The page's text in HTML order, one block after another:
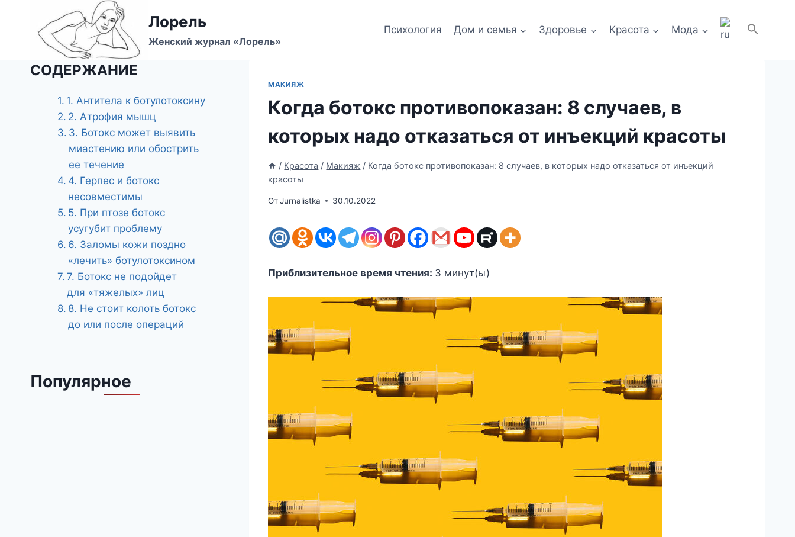
содержимому
Лорель
Женский журнал «Лорель»
Психология Дом и семья Здоровье Красота Мода
МАКИЯЖ
Когда ботокс противопоказан: 8 случаев, в
которых надо отказаться от инъекций красоты
/ Красота / Макияж / Когда ботокс противопоказан: 8 случаев, в которых надо отказаться от инъекций
красоты
ОтJurnalistka 30.10.2022
Приблизительное время чтения: 3 минут(ы)
СОДЕРЖАНИЕ
1. Антитела к ботулотоксину
2. Атрофия мышц
3. Ботокс может выявить
миастению или обострить
ее течение
4. Герпес и ботокс
несовместимы
5. При птозе ботокс
усугубит проблему
6. Заломы кожи поздно
«лечить» ботулотоксином
7. Ботокс не подойдет
для «тяжелых» лиц
8. Не стоит колоть ботокс
до или после операций
Популярное